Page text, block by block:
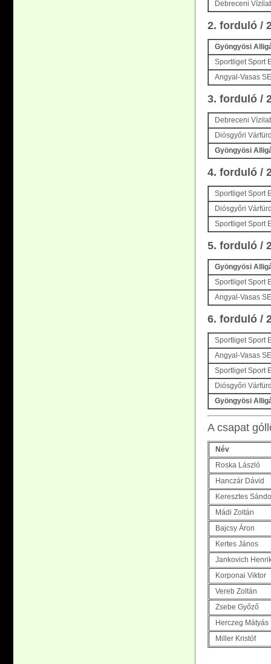
Debreceni
2. forduló /
Gyöngyösi
Sportliget Sport
Angyal-Vasas SE
3. forduló /
Debreceni
Diósgyőri
Gyöngyösi
4. forduló /
Sportliget Sport
Diósgyőri
Sportliget Sport
5. forduló /
Gyöngyösi
Sportliget Sport
Angyal-Vasas SE
6. forduló /
Sportliget Sport
Angyal-Vasas
Sportliget Sport
Diósgyőri
Gyöngyösi
A csapat
Név
Roska László
Hanczár Dávid
Keresztes
Mádi Zoltán
Bajcsy Áron
Kertes János
Jankovich
Korponai Viktor
Vereb Zoltán
Zsebe Győző
Herczeg Mátyás
Miller Kristóf